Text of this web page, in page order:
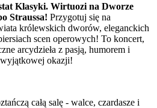
Klasyki. Wirtuozi na Dworze
Straussa! Przygotuj się na
królewskich dworów, eleganckich
scen operowych! To koncert,
arcydzieła z pasją, humorem i
okazji!
całą salę - walce, czardasze i